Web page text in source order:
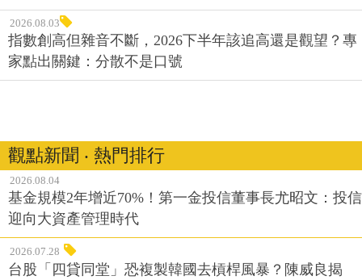
2026.08.03
指數創高但雜音不斷，2026下半年該追高還是觀望？專
家點出關鍵：分散不是口號
觀點新聞 ‧ 熱門排行
2026.08.04
基金規模2年增近70%！第一金投信董事長尤昭文：投信
迎向大資產管理時代
2026.07.28
台股「四貸同堂」恐複製韓國去槓桿風暴？陳威良揭